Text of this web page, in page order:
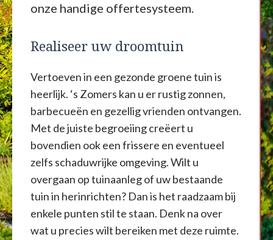
onze handige offertesysteem.
Realiseer uw droomtuin
Vertoeven in een gezonde groene tuin is
heerlijk. ‘s Zomers kan u er rustig zonnen,
barbecueën en gezellig vrienden ontvangen.
Met de juiste begroeiing creëert u
bovendien ook een frissere en eventueel
zelfs schaduwrijke omgeving. Wilt u
overgaan op tuinaanleg of uw bestaande
tuin in herinrichten? Dan is het raadzaam bij
enkele punten stil te staan. Denk na over
wat u precies wilt bereiken met deze ruimte.